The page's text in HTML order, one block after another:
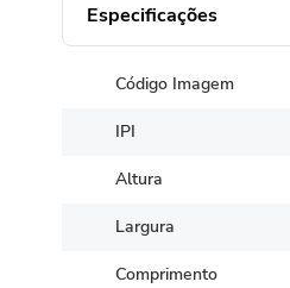
Especificações
Código Imagem
IPI
Altura
Largura
Comprimento